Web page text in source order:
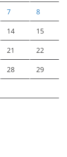
7 8
14 15
21 22
28 29